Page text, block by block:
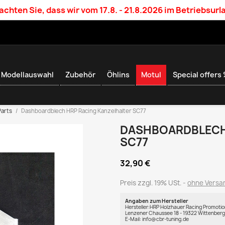
Sie, dass wir vom 17.8. - 21.8.2026 im
Modellauswahl Zubehör Öhlins Motul Special offers
Dashboardblech HRP Racing Kanzelhalter SC77
SC77
32,90 €
Preis zzgl. 19% USt. ohne
Angaben zum Hersteller
Hersteller:HRP Holzhauer Racing
Lenzener Chaussee 18 - 19322
E-Mail: info@cbr-tuning.de